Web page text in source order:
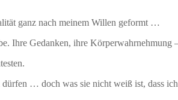
ganz nach meinem Willen geformt …
Ihre Gedanken, ihre
… doch was sie nicht weiß ist, dass